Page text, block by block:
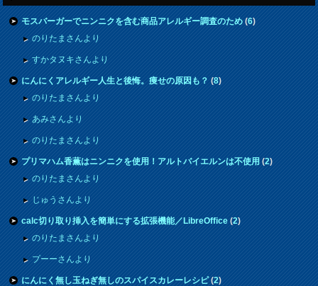
モスバーガーでニンニクを含む商品アレルギー調査のため(6)
のりたまさんより
すかタヌキさんより
にんにくアレルギー人生と後悔。痩せの原因も？(8)
のりたまさんより
あみさんより
のりたまさんより
プリマハム香薫はニンニクを使用！アルトバイエルンは不使用(2)
のりたまさんより
じゅうさんより
calc切り取り挿入を簡単にする拡張機能／LibreOffice(2)
のりたまさんより
プーーさんより
にんにく無し玉ねぎ無しのスパイスカレーレシピ(2)